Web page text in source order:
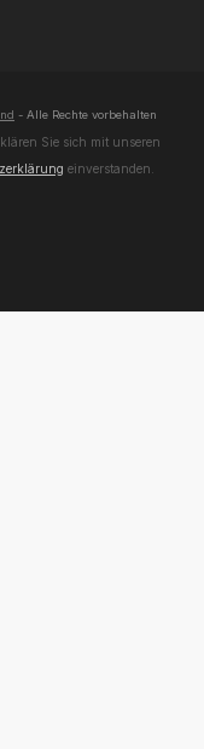
- Alle Rechte vorbehalten
Sie sich mit unseren
einverstanden.